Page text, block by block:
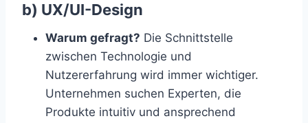
b) UX/UI-Design
Warum gefragt? Die Schnittstelle
zwischen Technologie und
Nutzererfahrung wird immer wichtiger.
Unternehmen suchen Experten, die
Produkte intuitiv und ansprechend